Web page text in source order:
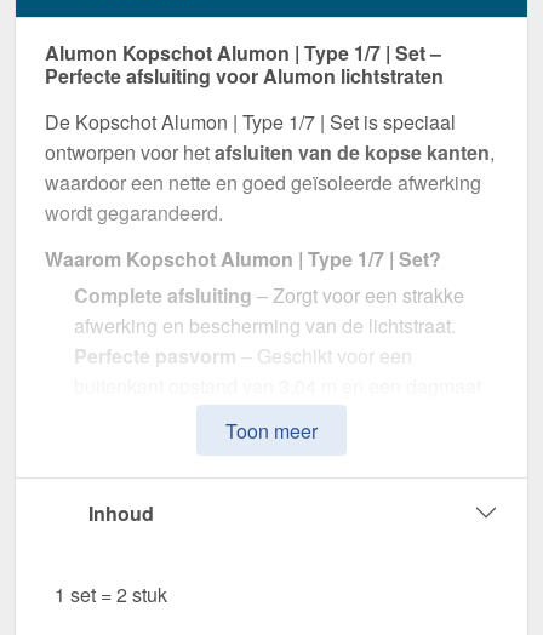
Alumon Kopschot Alumon | Type 1/7 | Set –
Perfecte afsluiting voor Alumon lichtstraten
De Kopschot Alumon | Type 1/7 | Set is speciaal
ontworpen voor hetafsluiten van de kopse kanten,
waardoor een nette en goed geïsoleerde afwerking
wordt gegarandeerd.
Waarom Kopschot Alumon | Type 1/7 | Set?
Complete afsluiting – Zorgt voor een strakke
afwerking en bescherming van de lichtstraat.
Perfecte pasvorm – Geschikt voor een
Optimale lichtdoorlaat – Transparant Opaal wit
met ca. 57 % lichtdoorlatendheid.
Duurzaam & weerbestendig
snelle en efficiënte installatie.
Toon meer
Inhoud
1 set = 2 stuk